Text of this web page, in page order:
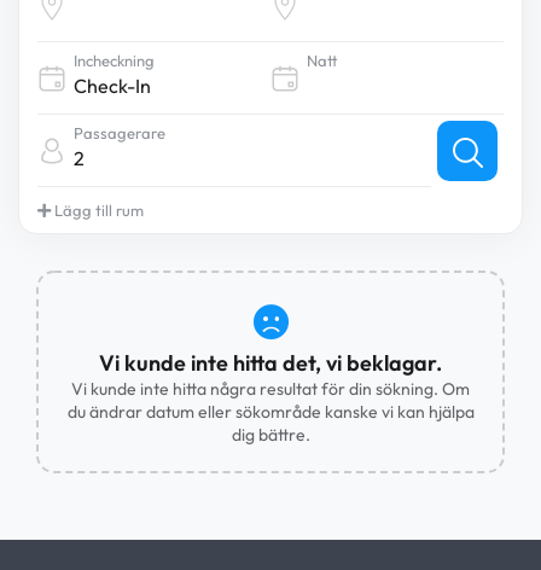
Incheckning Natt
Passagerare
2
Lägg till rum
Vi kunde inte hitta det, vi beklagar.
Vi kunde inte hitta några resultat för din sökning. Om
du ändrar datum eller sökområde kanske vi kan hjälpa
dig bättre.